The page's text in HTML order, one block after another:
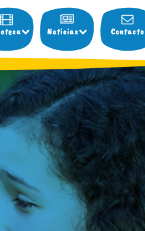
Noticias Contacto